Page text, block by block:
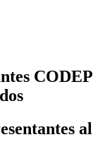
CODEP
al